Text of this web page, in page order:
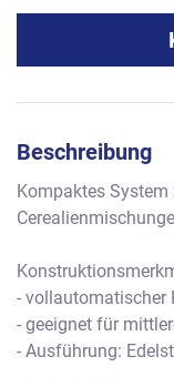
Beschreibung
Kompaktes
- vollautomatischer
- geeignet für
- Ausführung: